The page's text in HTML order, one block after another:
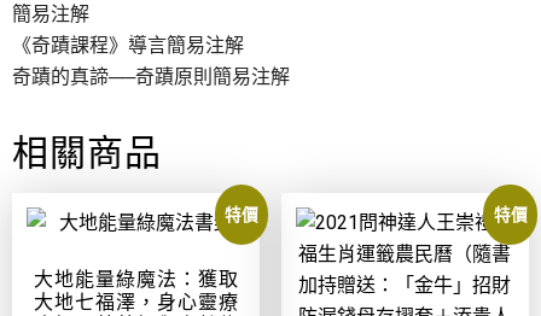
簡易注解
《奇蹟課程》導言簡易注解
奇蹟的真諦──奇蹟原則簡易注解
相關商品
特價
大地能量綠魔法：獲取
大地七福澤，身心靈療
特價